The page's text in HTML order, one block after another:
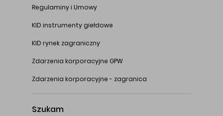
Regulaminy i Umowy
KID instrumenty giełdowe
KID rynek zagraniczny
Zdarzenia korporacyjne GPW
Zdarzenia korporacyjne - zagranica
Szukam